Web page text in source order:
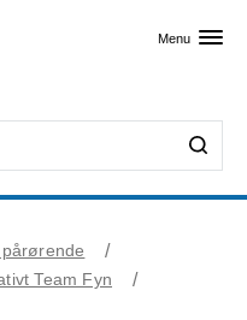
Menu
Team Fyn